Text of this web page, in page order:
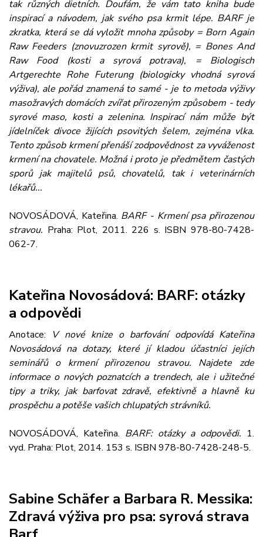
tak různých dietních. Doufám, že vám tato kniha bude
inspirací a návodem, jak svého psa krmit lépe. BARF je
zkratka, která se dá vyložit mnoha způsoby = Born Again
Raw Feeders (znovuzrozen krmit syrově), = Bones And
Raw Food (kosti a syrová potrava), = Biologisch
Artgerechte Rohe Futerung (biologicky vhodná syrová
výživa), ale pořád znamená to samé - je to metoda výživy
masožravých domácích zvířat přirozeným způsobem - tedy
syrové maso, kosti a zelenina. Inspirací nám může být
jídelníček divoce žijících psovitých šelem, zejména vlka.
Tento způsob krmení přenáší zodpovědnost za vyváženost
krmení na chovatele. Možná i proto je předmětem častých
sporů jak majitelů psů, chovatelů, tak i veterinárních
lékařů...
NOVOSÁDOVÁ, Kateřina. BARF - Krmení psa přirozenou
stravou. Praha: Plot, 2011. 226 s. ISBN 978-80-7428-
062-7.
Kateřina Novosádová: BARF: otázky
a odpovědi
Anotace:
V nové knize o barfování odpovídá Kateřina
Novosádová na dotazy, které jí kladou účastníci jejích
seminářů o krmení přirozenou stravou. Najdete zde
informace o nových poznatcích a trendech, ale i užitečné
tipy a triky, jak barfovat zdravě, efektivně a hlavně ku
prospěchu a potěše vašich chlupatých strávníků.
NOVOSÁDOVÁ, Kateřina. BARF: otázky a odpovědi. 1.
vyd. Praha: Plot, 2014. 153 s. ISBN 978-80-7428-248-5.
Sabine Schäfer a Barbara R. Messika:
Zdravá výživa pro psa: syrová strava